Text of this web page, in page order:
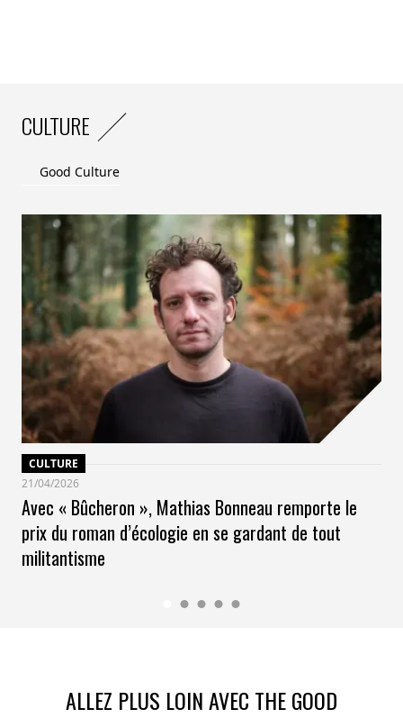
CULTURE
Good Culture
CULTURE
21/04/2026
Avec « Bûcheron », Mathias Bonneau remporte le
prix du roman d’écologie en se gardant de tout
militantisme
ALLEZ PLUS LOIN AVEC THE GOOD